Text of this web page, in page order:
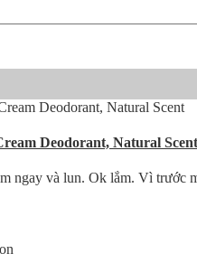
Deodorant, Natural Scent
ngay và lun. Ok lắm. Vì trước